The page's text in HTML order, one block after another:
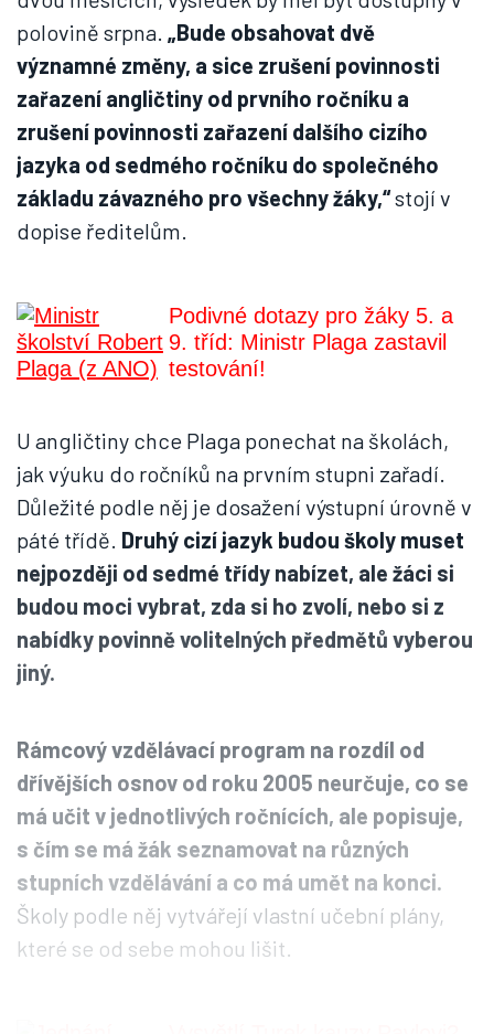
polovině srpna. „Bude obsahovat dvě
významné změny, a sice zrušení povinnosti
zařazení angličtiny od prvního ročníku a
zrušení povinnosti zařazení dalšího cizího
jazyka od sedmého ročníku do společného
základu závazného pro všechny žáky,“stojí v
dopise ředitelům.
Podivné dotazy pro žáky 5. a
9. tříd: Ministr Plaga zastavil
testování!
U angličtiny chce Plaga ponechat na školách,
jak výuku do ročníků na prvním stupni zařadí.
Důležité podle něj je dosažení výstupní úrovně v
páté třídě. Druhý cizí jazyk budou školy muset
nejpozději od sedmé třídy nabízet, ale žáci si
budou moci vybrat, zda si ho zvolí, nebo si z
nabídky povinně volitelných předmětů vyberou
jiný.
Rámcový vzdělávací program na rozdíl od
dřívějších osnov od roku 2005 neurčuje, co se
má učit v jednotlivých ročnících, ale popisuje,
s čím se má žák seznamovat na různých
stupních vzdělávání a co má umět na konci.
Školy podle něj vytvářejí vlastní učební plány,
které se od sebe mohou lišit.